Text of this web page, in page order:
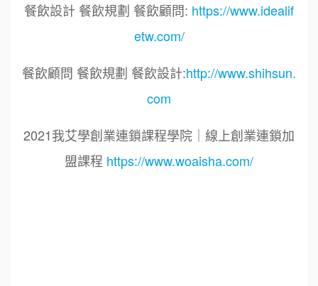
餐飲設計 餐飲規劃 餐飲顧問: https://www.idealif
etw.com/
餐飲顧問 餐飲規劃 餐飲設計:http://www.shihsun.
com
2021我艾學創業連鎖課程學院｜線上創業連鎖加
盟課程 https://www.woaisha.com/